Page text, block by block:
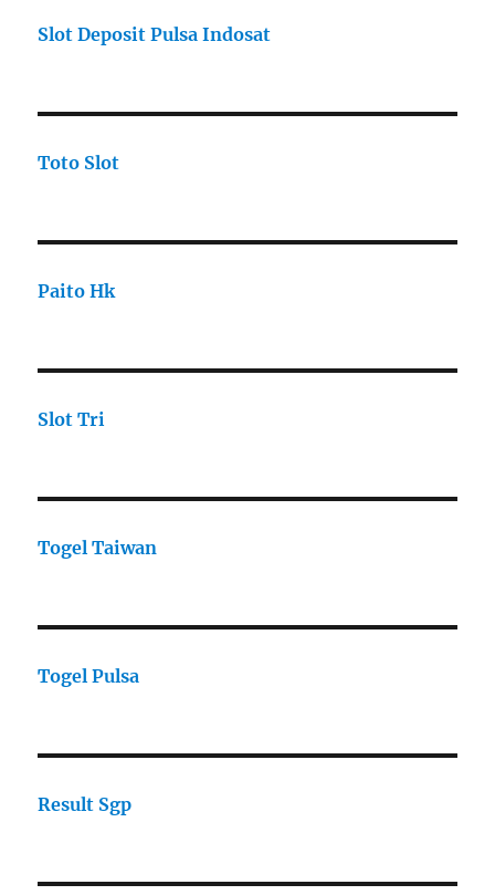
Slot Deposit Pulsa Indosat
Toto Slot
Paito Hk
Slot Tri
Togel Taiwan
Togel Pulsa
Result Sgp